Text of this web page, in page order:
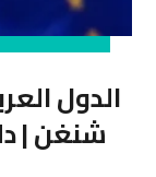
الدول
شنغن |